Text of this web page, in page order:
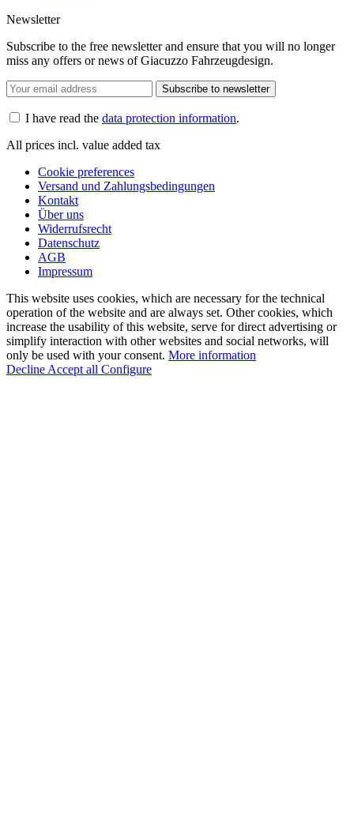
Newsletter
Subscribe to the free newsletter and ensure that you will no longer
miss any offers or news of Giacuzzo Fahrzeugdesign.
Subscribe to newsletter
I have read the data protection information.
All prices incl. value added tax
Cookie preferences
Versand und Zahlungsbedingungen
Kontakt
Über uns
Widerrufsrecht
Datenschutz
AGB
Impressum
This website uses cookies, which are necessary for the technical
operation of the website and are always set. Other cookies, which
increase the usability of this website, serve for direct advertising or
simplify interaction with other websites and social networks, will
only be used with your consent. More information
Decline Accept all Configure